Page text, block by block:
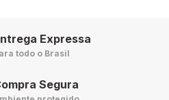
Bavarian Cream, Butter
Batter, Apple Pie, Banana
Expressa
todo o Brasil
Segura